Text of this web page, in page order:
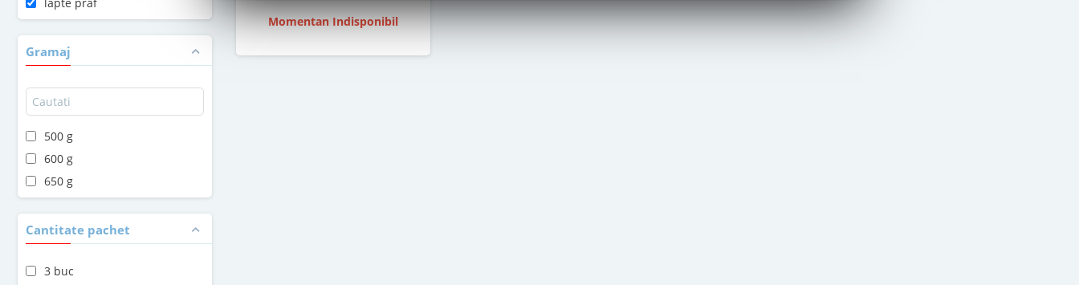
Gramaj
500 g
600 g
650 g
Cantitate pachet
3 buc
Momentan Indisponibil